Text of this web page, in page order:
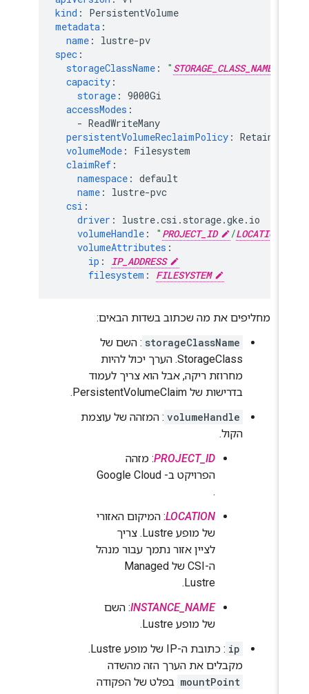
kind: PersistentVolume
metadata
name: lustre-pv
spec
storageClassName: "STORAGE_CLASS_NAME
capacity
storage: 9000Gi
accessModes
- ReadWriteMany
persistentVolumeReclaimPolicy: Retain
volumeMode: Filesystem
claimRef
namespace: default
name: lustre-pvc
csi
driver: lustre.csi.storage.gke.io
volumeHandle: "PROJECT_ID /LOCATION
volumeAttributes
ip: IP_ADDRESS
filesystem: FILESYSTEM
מחליפים את מה שכתוב בשדות הבאים:
storageClassName : השם של
StorageClass. הערך יכול להיות
מחרוזת ריקה, אבל הוא צריך לעמוד
בדרישות של PersistentVolumeClaim.
volumeHandle : המזהה של עוצמת
הקול.
PROJECT_ID: מזהה
הפרויקט ב- Google Cloud
LOCATION: המיקום האזורי
של מופע Lustre. צריך
לציין אזור נתמך עבור מנהל
ה-CSI של Managed
Lustre.
INSTANCE_NAME: השם
של מופע Lustre.
ip
: כתובת ה-IP של מופע Lustre.
מקבלים את הערך הזה מהשדה
mountPoint בפלט של הפקודה